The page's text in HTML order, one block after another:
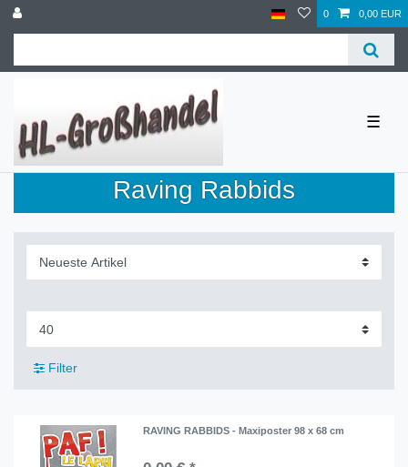
0 0,00 EUR
☰
Raving Rabbids
Filter
RAVING RABBIDS - Maxiposter 98 x 68 cm